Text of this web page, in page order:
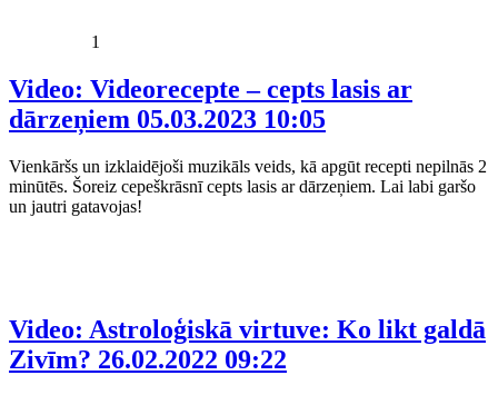
1
Video: Videorecepte – cepts lasis ar
dārzeņiem 05.03.2023 10:05
Vienkāršs un izklaidējoši muzikāls veids, kā apgūt recepti nepilnās 2
minūtēs. Šoreiz cepeškrāsnī cepts lasis ar dārzeņiem. Lai labi garšo
un jautri gatavojas!
Video: Astroloģiskā virtuve: Ko likt galdā
Zivīm? 26.02.2022 09:22